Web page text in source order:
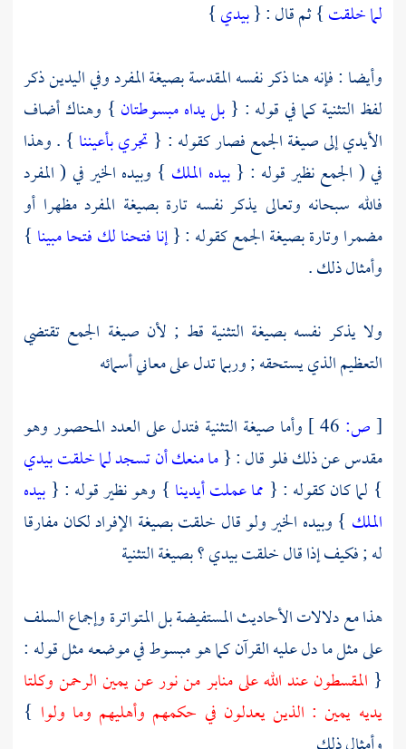
لما خلقت} ثم قال : {بيدي}
وأيضا : فإنه هنا ذكر نفسه المقدسة بصيغة المفرد وفي اليدين ذكر
لفظ التثنية كما في قوله : { بل يداه مبسوطتان } وهناك أضاف
الأيدي إلى صيغة الجمع فصار كقوله : { تجري بأعيننا } . وهذا
في ( الجمع نظير قوله : {بيده الملك } وبيده الخير في ( المفرد
فالله سبحانه وتعالى يذكر نفسه تارة بصيغة المفرد مظهرا أو
مضمرا وتارة بصيغة الجمع كقوله : {إنا فتحنا لك فتحا مبينا }
وأمثال ذلك .
ولا يذكر نفسه بصيغة التثنية قط ; لأن صيغة الجمع تقتضي
التعظيم الذي يستحقه ; وربما تدل على معاني أسمائه
[ص:
وأما صيغة التثنية فتدل على العدد المحصور وهو
مقدس عن ذلك فلو قال : {ما منعك أن تسجد لما خلقت بيدي
} لما كان كقوله : { مما عملت أيدينا } وهو نظير قوله : { بيده
الملك } وبيده الخير ولو قال خلقت بصيغة الإفراد لكان مفارقا
له ; فكيف إذا قال خلقت بيدي ؟ بصيغة التثنية
هذا مع دلالات الأحاديث المستفيضة بل المتواترة وإجماعالسلف
على مثل ما دل عليه القرآن كما هو مبسوط في موضعه مثل قوله :
{ المقسطون عند الله على منابر من نور عن يمين الرحمن وكلتا
يديه يمين : الذين يعدلون في حكمهم وأهليهم وما ولوا }